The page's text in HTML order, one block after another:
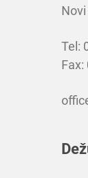
Tel:
Fax: